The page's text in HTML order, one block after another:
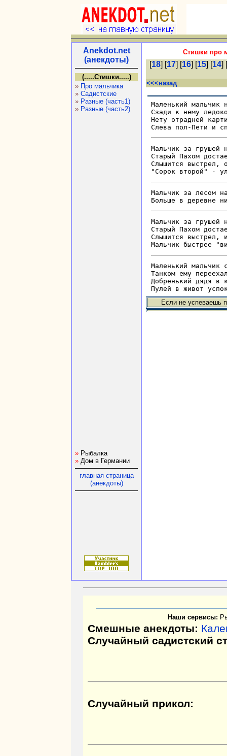
Anekdot.net
(анекдоты)
(.....Стишки.....)
» Про мальчика
» Садистские
» Разные (часть1)
» Разные (часть2)
» Рыбалка
» Дом в Германии
главная страница
(анекдоты)
Стишки про
[18] [17] [16] [15] [14] [
<<<назад
Маленький мальчик
Сзади к нему
Нету отрадней
Мальчик за грушей
Старый Пахом
Слышится выстрел,
Мальчик за лесом
Мальчик за грушей
Старый Пахом
Слышится выстрел,
Маленький мальчик
Танком ему
Добренький дядя в
Если не успеваешь
Наши сервисы:
Смешные анекдоты:
Случайный садистский
Случайный прикол: